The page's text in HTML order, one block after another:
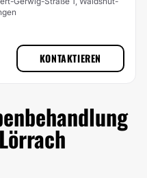
KONTAKTIEREN